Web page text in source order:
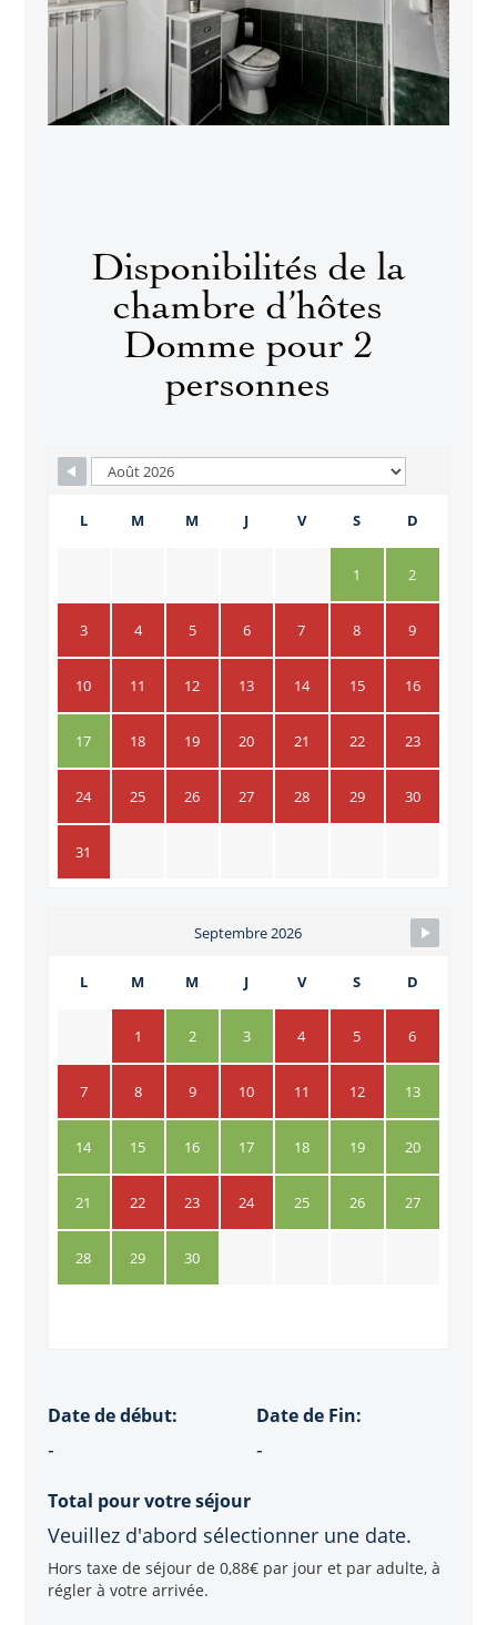
Disponibilités de la
chambre d’hôtes
Domme pour 2
personnes
Skip Booking Form
L M M J V S D
1 2
3 4 5 6 7 8 9
10 11 12 13 14 15 16
17 18 19 20 21 22 23
24 25 26 27 28 29 30
31
Septembre 2026
L M M J V S D
1 2 3 4 5 6
7 8 9 10 11 12 13
14 15 16 17 18 19 20
21 22 23 24 25 26 27
28 29 30
Date de début:
-
Date de Fin:
-
Total pour votre séjour
Veuillez d'abord sélectionner une date.
Hors taxe de séjour de 0,88€ par jour et par adulte, à
régler à votre arrivée.